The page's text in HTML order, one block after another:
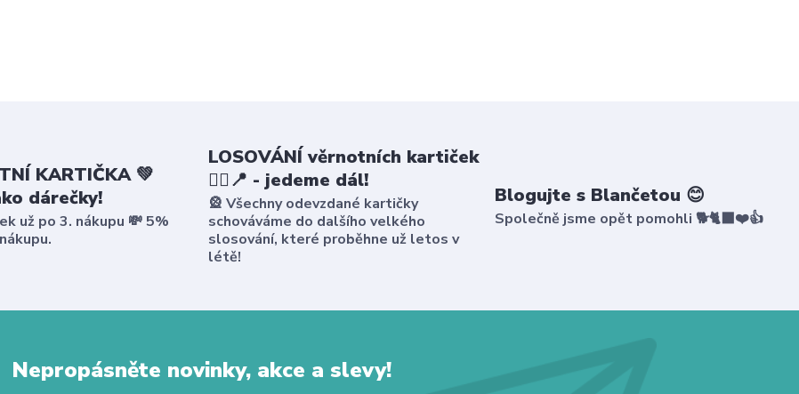
KARTIČKA 💚
dárečky!
už po 3. nákupu 💸 5%
LOSOVÁNÍ věrnotních kartiček
🤸‍♀️📍 - jedeme dál!
🎡 Všechny odevzdané kartičky
schováváme do dalšího velkého
slosování, které proběhne už letos v
létě!
Blogujte s Blančetou 😊
Společně jsme opět pomohli 🐕🐈‍⬛❤️👍
Nepropásněte novinky, akce a slevy!